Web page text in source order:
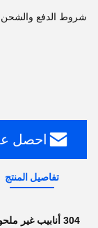
شروط الدفع والشحن
احصل
تفاصيل المنتج
304 أنابيب غير